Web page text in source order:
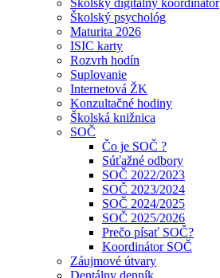
Školský digitálny koordinátor
Školský psychológ
Maturita 2026
ISIC karty
Rozvrh hodín
Suplovanie
Internetová ŽK
Konzultačné hodiny
Školská knižnica
SOČ
Čo je SOČ ?
Súťažné odbory
SOČ 2022/2023
SOČ 2023/2024
SOČ 2024/2025
SOČ 2025/2026
Prečo písať SOČ?
Koordinátor SOČ
Záujmové útvary
Dentálny denník